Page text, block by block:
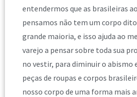
entendermos que as brasileiras
pensamos não tem um corpo dito
grande maioria, e isso ajuda ao
varejo a pensar sobre toda sua
no vestir, para diminuir o
peças de roupas e corpos
nosso corpo de uma forma mais